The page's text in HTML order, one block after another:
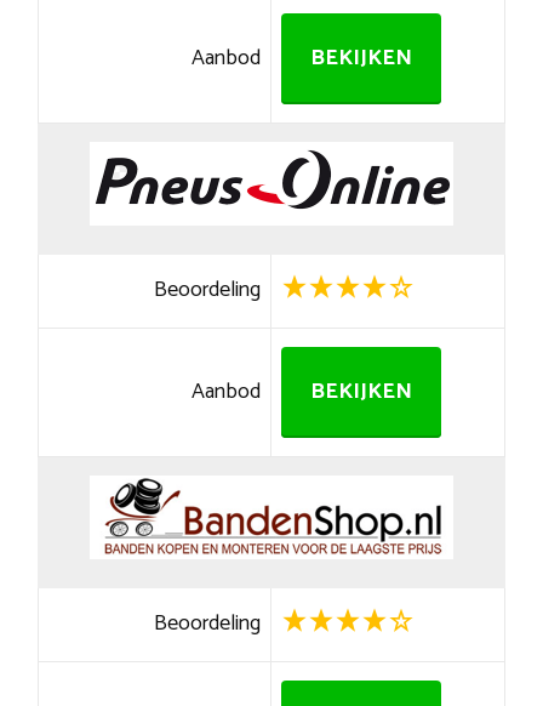
Aanbod BEKIJKEN
Beoordeling
Aanbod BEKIJKEN
Beoordeling